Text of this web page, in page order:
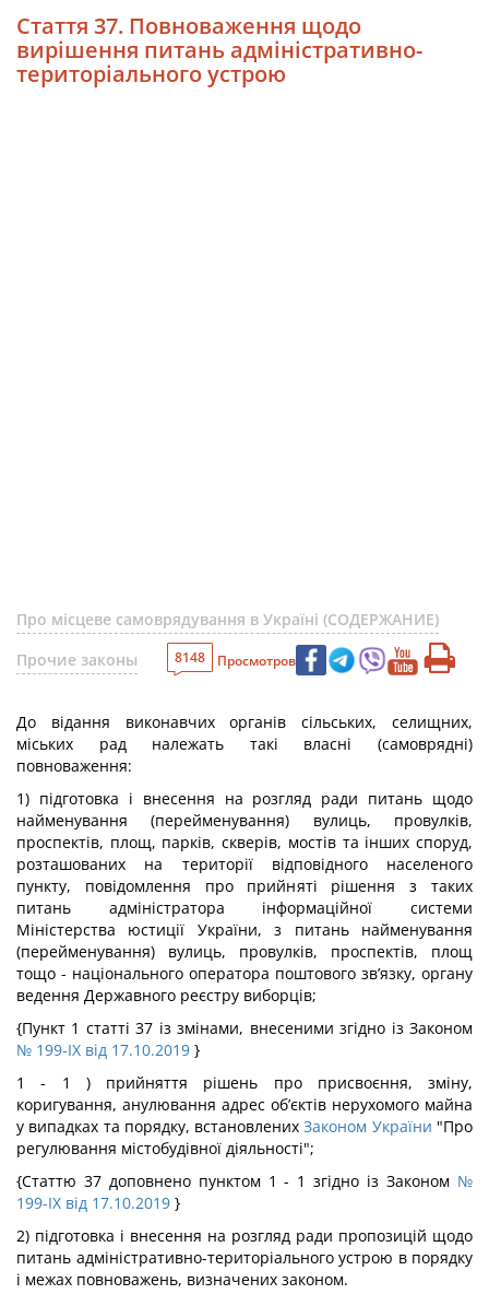
Стаття 37. Повноваження щодо
вирішення питань адміністративно-
територіального устрою
Про місцеве самоврядування в Україні (СОДЕРЖАНИЕ)
Прочие законы
8148 Просмотров
До відання виконавчих органів сільських, селищних,
міських рад належать такі власні (самоврядні)
повноваження:
1) підготовка і внесення на розгляд ради питань щодо
найменування (перейменування) вулиць, провулків,
проспектів, площ, парків, скверів, мостів та інших споруд,
розташованих на території відповідного населеного
пункту, повідомлення про прийняті рішення з таких
питань адміністратора інформаційної системи
Міністерства юстиції України, з питань найменування
(перейменування) вулиць, провулків, проспектів, площ
тощо - національного оператора поштового зв’язку, органу
ведення Державного реєстру виборців;
{Пункт 1 статті 37 із змінами, внесеними згідно із Законом
№ 199-IX від 17.10.2019 }
1 - 1 ) прийняття рішень про присвоєння, зміну,
коригування, анулювання адрес об’єктів нерухомого майна
у випадках та порядку, встановленихЗаконом України "Про
регулювання містобудівної діяльності";
{Статтю 37 доповнено пунктом 1 - 1 згідно із Законом №
199-IX від 17.10.2019 }
2) підготовка і внесення на розгляд ради пропозицій щодо
питань адміністративно-територіального устрою в порядку
і межах повноважень, визначених законом.